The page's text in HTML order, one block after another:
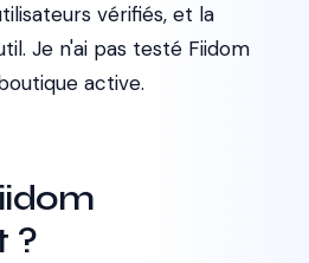
vérifiés, et la
Je n'ai pas testé Fiidom
active.
?